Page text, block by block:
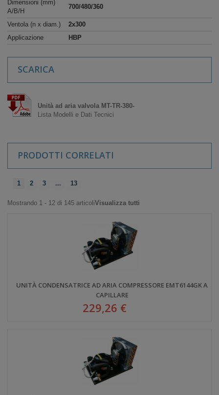
Dimensioni (mm)
A/B/H
700/480/360
Ventola (n x diam.)
2x300
Applicazione
HBP
SCARICA
Unità ad aria valvola MT-TR-380-
Lista Modelli e Dati Tecnici
PRODOTTI CORRELATI
1 2 3 ... 13
Mostrando 1 - 12 di 145 articoliVisualizza tutti
UNITÀ CONDENSATRICE AD ARIA COMPRESSORE EMT6144GK A
CAPILLARE
229,26 €